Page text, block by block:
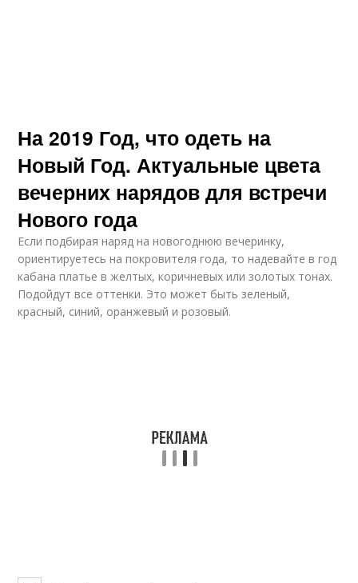
На 2019 Год, что одеть на
Новый Год. Актуальные цвета
вечерних нарядов для встречи
Нового года
Если подбирая наряд на новогоднюю вечеринку,
ориентируетесь на покровителя года, то надевайте в год
кабана платье в желтых, коричневых или золотых тонах.
Подойдут все оттенки. Это может быть зеленый,
красный, синий, оранжевый и розовый.